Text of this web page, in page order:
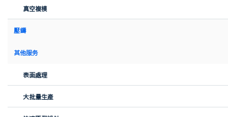
真空複模
壓鑄
其他服务
表面處理
大批量生產